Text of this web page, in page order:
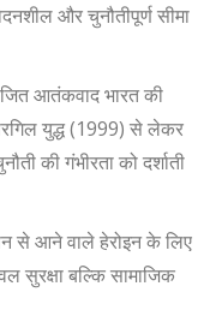
और चुनौतीपूर्ण सीमा
आतंकवाद भारत की
युद्ध (1999) से लेकर
की गंभीरता को दर्शाती
से आने वाले हेरोइन के लिए
सुरक्षा बल्कि सामाजिक